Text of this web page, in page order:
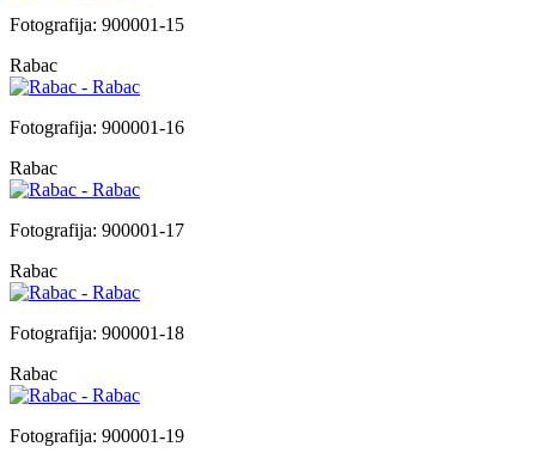
Fotografija: 900001-15
Rabac
Fotografija: 900001-16
Rabac
Fotografija: 900001-17
Rabac
Fotografija: 900001-18
Rabac
Fotografija: 900001-19